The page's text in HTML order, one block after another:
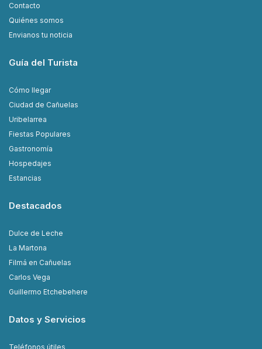
Contacto
Quiénes somos
Envianos tu noticia
Guía del Turista
Cómo llegar
Ciudad de Cañuelas
Uribelarrea
Fiestas Populares
Gastronomía
Hospedajes
Estancias
Destacados
Dulce de Leche
La Martona
Filmá en Cañuelas
Carlos Vega
Guillermo Etchebehere
Datos y Servicios
Teléfonos útiles